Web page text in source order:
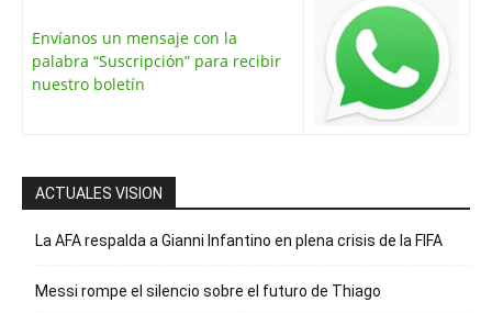
Envíanos un mensaje con la
palabra “Suscripción” para recibir
nuestro boletín
ACTUALES VISION
La AFA respalda a Gianni Infantino en plena crisis de la FIFA
Messi rompe el silencio sobre el futuro de Thiago